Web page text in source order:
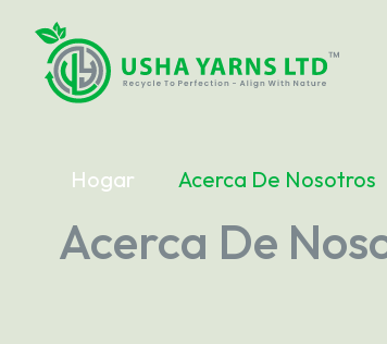
Hogar Acerca De Nosotros
Acerca De